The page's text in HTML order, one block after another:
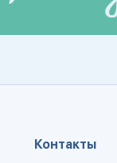
Контакты